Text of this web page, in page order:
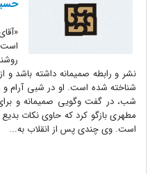
است
نشر و رابطه صمیمانه داشته باشد و از
شناخته شده است. او در شبى آرام و
شب، در گفت وگویى صمیمانه و براى
مطهرى بازگو کرد که حاوى نکات بدیع
است. وى چندى پس از انقلاب به...